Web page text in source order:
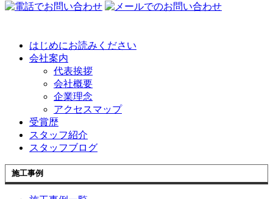
はじめにお読みください
会社案内
代表挨拶
会社概要
企業理念
アクセスマップ
受賞歴
スタッフ紹介
スタッフブログ
施工事例